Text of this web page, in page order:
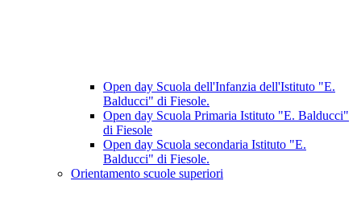
Open day Scuola dell'Infanzia dell'Istituto "E.
Balducci" di Fiesole.
Open day Scuola Primaria Istituto "E. Balducci"
di Fiesole
Open day Scuola secondaria Istituto "E.
Balducci" di Fiesole.
Orientamento scuole superiori